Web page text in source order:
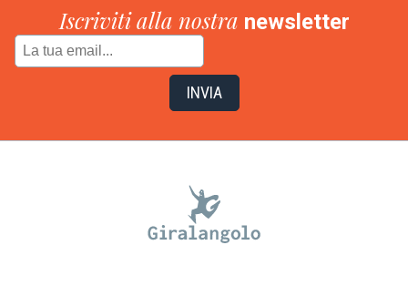
Iscriviti alla nostra newsletter